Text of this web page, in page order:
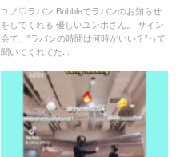
ユノ♡ラバン Bubbleでラバンのお知らせ
をしてくれる 優しいユンホさん。 サイン
会で、”ラバンの時間は何時がいい？”って
聞いてくれてた...